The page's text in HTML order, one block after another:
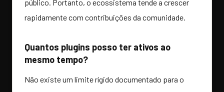
público. Portanto, o ecossistema tende a crescer
rapidamente com contribuições da comunidade.
Quantos plugins posso ter ativos ao
mesmo tempo?
Não existe um limite rígido documentado para o